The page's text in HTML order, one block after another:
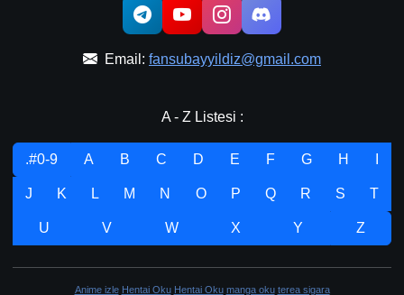
Email: fansubayyildiz@gmail.com
A - Z Listesi :
.#0-9 A B C D E F G H
J K L M N O P Q R S T
U V W X Y Z
Anime izle Hentai Oku Hentai Oku manga oku terea sigara